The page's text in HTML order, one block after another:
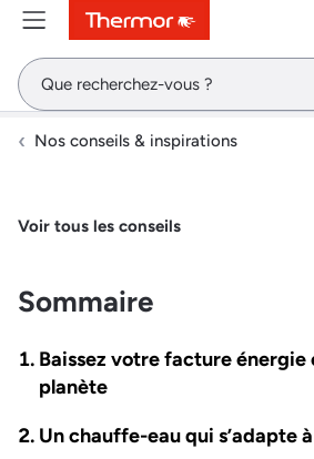
ContenuMenuRecherche
Nos conseils & inspirations
Voir tous les conseils
Sommaire
Baissez votre facture énergie
planète
Un chauffe-eau qui s’adapte